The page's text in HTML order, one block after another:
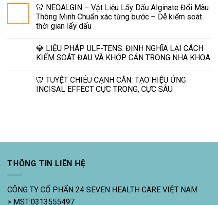
🦷 NEOALGIN – Vật Liệu Lấy Dấu Alginate Đổi Màu
Thông Minh Chuẩn xác từng bước – Dễ kiểm soát
thời gian lấy dấu
💎 LIỆU PHÁP ULF-TENS: ĐỊNH NGHĨA LẠI CÁCH
KIỂM SOÁT ĐAU VÀ KHỚP CẮN TRONG NHA KHOA
🦷 TUYỆT CHIÊU CẠNH CẮN: TẠO HIỆU ỨNG
INCISAL EFFECT CỰC TRONG, CỰC SÂU
THÔNG TIN LIÊN HỆ
CÔNG TY CỔ PHẨN 24 SEVEN HEALTH CARE VIỆT NAM
> MST:0313555497